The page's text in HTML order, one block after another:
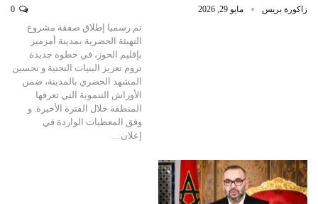
زاكورة بريس مايو 29, 2026
تم رسميا إطلاق صفقة مشروع
التهيئة الحضرية بمدينة أمزميز
بإقليم الحوز، في خطوة جديدة
تروم تعزيز البنيات التحتية و تحسين
المشهد الحضري بالمدينة، ضمن
الأوراش التنموية التي تعرفها
المنطقة خلال الفترة الأخيرة. و
وفق المعطيات الواردة في
إعلان…